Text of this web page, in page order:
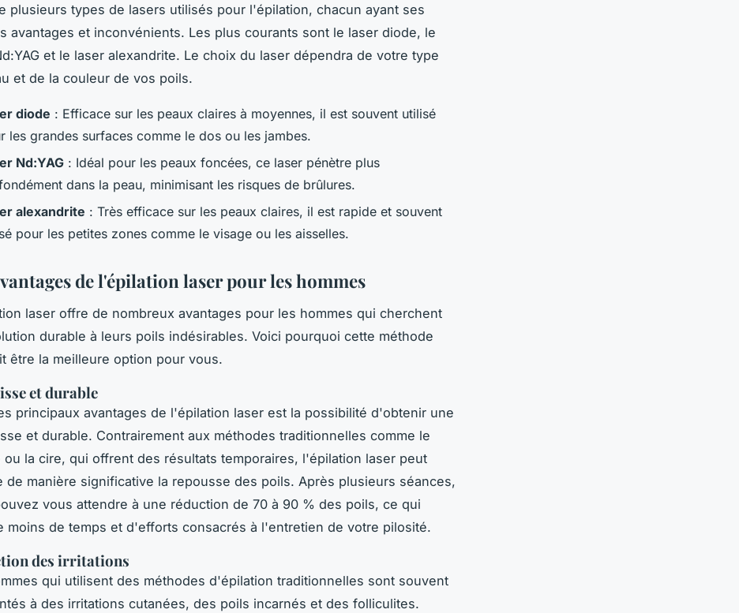
plusieurs types de lasers utilisés pour l'épilation, chacun ayant ses
avantages et inconvénients. Les plus courants sont le laser diode, le
et le laser alexandrite. Le choix du laser dépendra de votre type
et de la couleur de vos poils.
diode : Efficace sur les peaux claires à moyennes, il est souvent utilisé
les grandes surfaces comme le dos ou les jambes.
Nd:YAG : Idéal pour les peaux foncées, ce laser pénètre plus
dans la peau, minimisant les risques de brûlures.
alexandrite : Très efficace sur les peaux claires, il est rapide et souvent
pour les petites zones comme le visage ou les aisselles.
de l'épilation laser pour les hommes
laser offre de nombreux avantages pour les hommes qui cherchent
durable à leurs poils indésirables. Voici pourquoi cette méthode
être la meilleure option pour vous.
et durable
principaux avantages de l'épilation laser est la possibilité d'obtenir une
et durable. Contrairement aux méthodes traditionnelles comme le
ou la cire, qui offrent des résultats temporaires, l'épilation laser peut
de manière significative la repousse des poils. Après plusieurs séances,
vous attendre à une réduction de 70 à 90 % des poils, ce qui
moins de temps et d'efforts consacrés à l'entretien de votre pilosité.
des irritations
qui utilisent des méthodes d'épilation traditionnelles sont souvent
à des irritations cutanées, des poils incarnés et des folliculites.